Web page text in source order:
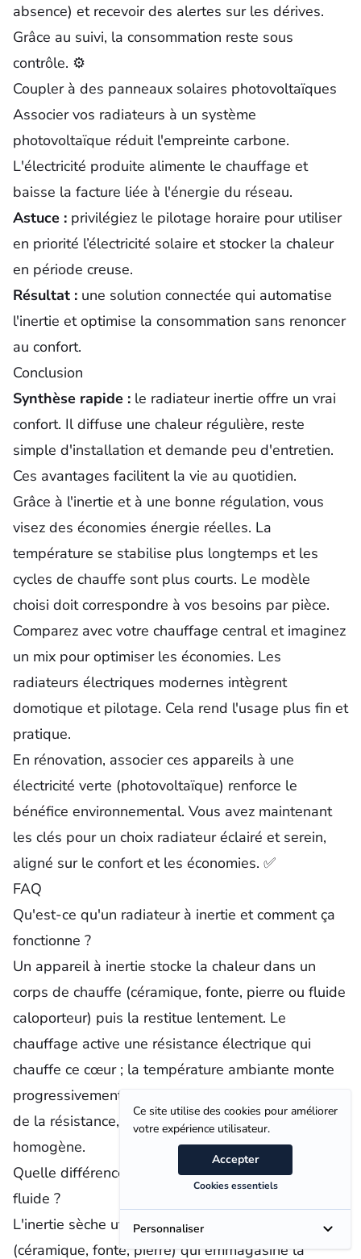
absence) et recevoir des alertes sur les dérives.
Grâce au suivi, la consommation reste sous
contrôle. ⚙️
Coupler à des panneaux solaires photovoltaïques
Associer vos radiateurs à un système
photovoltaïque réduit l'empreinte carbone.
L'électricité produite alimente le chauffage et
baisse la facture liée à l'énergie du réseau.
Astuce : privilégiez le pilotage horaire pour utiliser
en priorité l’électricité solaire et stocker la chaleur
en période creuse.
Résultat : une solution connectée qui automatise
l'inertie et optimise la consommation sans renoncer
au confort.
Conclusion
Synthèse rapide : le radiateur inertie offre un vrai
confort. Il diffuse une chaleur régulière, reste
simple d'installation et demande peu d'entretien.
Ces avantages facilitent la vie au quotidien.
Grâce à l'inertie et à une bonne régulation, vous
visez des économies énergie réelles. La
température se stabilise plus longtemps et les
cycles de chauffe sont plus courts. Le modèle
choisi doit correspondre à vos besoins par pièce.
Comparez avec votre chauffage central et imaginez
un mix pour optimiser les économies. Les
radiateurs électriques modernes intègrent
domotique et pilotage. Cela rend l'usage plus fin et
pratique.
En rénovation, associer ces appareils à une
électricité verte (photovoltaïque) renforce le
bénéfice environnemental. Vous avez maintenant
les clés pour un choix radiateur éclairé et serein,
aligné sur le confort et les économies. ✅
FAQ
Qu'est-ce qu'un radiateur à inertie et comment ça
fonctionne ?
Un appareil à inertie stocke la chaleur dans un
corps de chauffe (céramique, fonte, pierre ou fluide
caloporteur) puis la restitue lentement. Le
chauffage active une résistance électrique qui
chauffe ce cœur ; la température ambiante monte
progressivement et reste stable même après arrêt
de la résistance, offrant une chaleur douce et
homogène.
Quelle différence entre inertie sèche et inertie
fluide ?
L'inertie sèche utilise un matériau massif
(céramique, fonte, pierre) qui emmagasine la
Ce site utilise des cookies pour améliorer
votre expérience utilisateur.
Accepter
Cookies essentiels
Personnaliser